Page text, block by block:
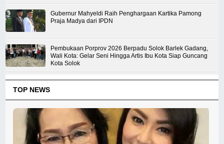
Gubernur Mahyeldi Raih Penghargaan Kartika Pamong
Praja Madya dari IPDN
Pembukaan Porprov 2026 Berpadu Solok Barlek Gadang,
Wali Kota: Gelar Seni Hingga Artis Ibu Kota Siap Guncang
Kota Solok
TOP NEWS